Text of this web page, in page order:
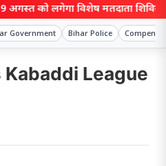
को लगेगा विशेष मतदाता शिविर,
Government Bihar Police
Kabaddi League